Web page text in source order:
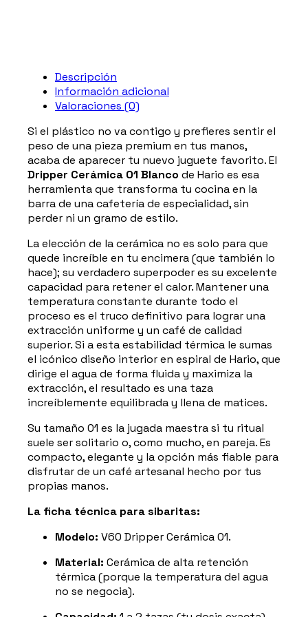
Descripción
Información adicional
Valoraciones (0)
Si el plástico no va contigo y prefieres sentir el
peso de una pieza premium en tus manos,
acaba de aparecer tu nuevo juguete favorito. El
Dripper Cerámica 01 Blanco de Hario es esa
herramienta que transforma tu cocina en la
barra de una cafetería de especialidad, sin
perder ni un gramo de estilo.
La elección de la cerámica no es solo para que
quede increíble en tu encimera (que también lo
hace); su verdadero superpoder es su excelente
capacidad para retener el calor. Mantener una
temperatura constante durante todo el
proceso es el truco definitivo para lograr una
extracción uniforme y un café de calidad
superior. Si a esta estabilidad térmica le sumas
el icónico diseño interior en espiral de Hario, que
dirige el agua de forma fluida y maximiza la
extracción, el resultado es una taza
increíblemente equilibrada y llena de matices.
Su tamaño 01 es la jugada maestra si tu ritual
suele ser solitario o, como mucho, en pareja. Es
compacto, elegante y la opción más fiable para
disfrutar de un café artesanal hecho por tus
propias manos.
La ficha técnica para sibaritas:
Modelo: V60 Dripper Cerámica 01.
Material: Cerámica de alta retención
térmica (porque la temperatura del agua
no se negocia).